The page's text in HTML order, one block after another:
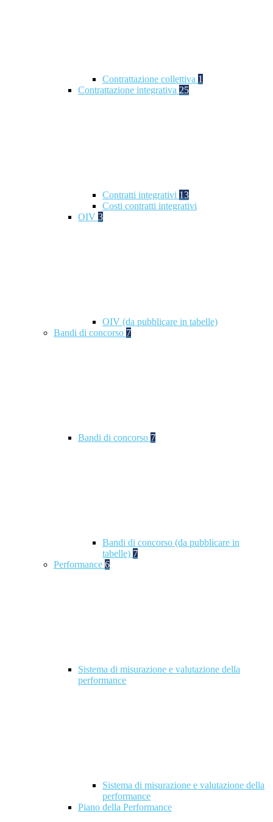
Contrattazione collettiva 1
Contrattazione integrativa 25
Contratti integrativi 13
Costi contratti integrativi
OIV 3
OIV (da pubblicare in tabelle)
Bandi di concorso 7
Bandi di concorso 7
Bandi di concorso (da pubblicare in
tabelle) 7
Performance 6
Sistema di misurazione e valutazione della
performance
Sistema di misurazione e valutazione della
performance
Piano della Performance